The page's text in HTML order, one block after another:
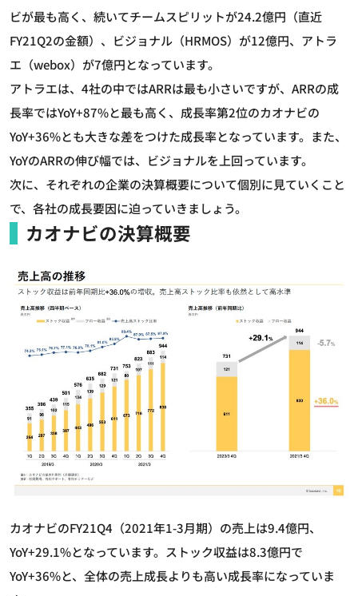
ビが最も高く、続いてチームスピリットが24.2億円（直近
FY21Q2の金額）、ビジョナル（HRMOS）が12億円、アトラ
エ（webox）が7億円となっています。
アトラエは、4社の中ではARRは最も小さいですが、ARRの成
長率ではYoY+87%と最も高く、成長率第2位のカオナビの
YoY+36%とも大きな差をつけた成長率となっています。また、
YoYのARRの伸び幅では、ビジョナルを上回っています。
次に、それぞれの企業の決算概要について個別に見ていくこと
で、各社の成長要因に迫っていきましょう。
カオナビの決算概要
カオナビのFY21Q4（2021年1-3月期）の売上は9.4億円、
YoY+29.1%となっています。ストック収益は8.3億円で
YoY+36%と、全体の売上成長よりも高い成長率になっていま